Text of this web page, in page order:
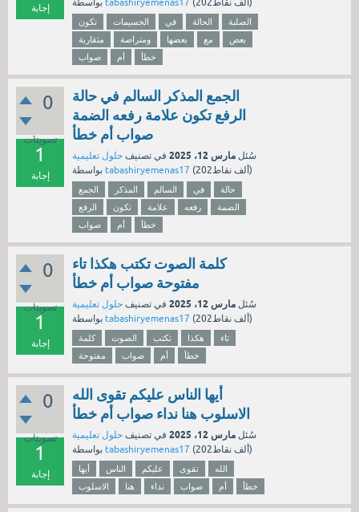
إجابة
تكون الجسيمات في الحالة
الصلبة
متقاربة
ومتراصة بعضها مع
بعض
صواب
أم خطأ
0
تصويتات
1
إجابة
الجمع المذكر السالم في حالة
الرفع تكون علامة رفعه الضمة
صواب أم خطأ
سُئل مارس 12، 2025 في تصنيف حلول تعليمية
tabashiryemenas17 ( 202ألفنقاط)
الجمع المذكر السالم في
حالة
الرفع
تكون علامة رفعه
الضمة
صواب
أم خطأ
0
تصويتات
1
إجابة
كلمة الصوت تكتب هكذا تاء
مفتوحة صواب أم خطأ
سُئل مارس 12، 2025 في تصنيف حلول تعليمية
tabashiryemenas17 ( 202ألفنقاط)
كلمة الصوت تكتب هكذا
تاء
مفتوحة
صواب أم خطأ
0
تصويتات
1
إجابة
أيها الناس عليكم تقوى الله
الاسلوب هنا نداء صواب أم خطأ
سُئل مارس 12، 2025 في تصنيف حلول تعليمية
tabashiryemenas17 ( 202ألفنقاط)
أيها الناس عليكم تقوى
الله
الاسلوب
هنا نداء صواب أم خطأ